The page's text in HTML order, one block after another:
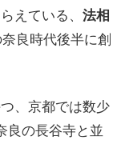
えている、 法相
良時代後半に創
、京都では数少
良の長谷寺と並